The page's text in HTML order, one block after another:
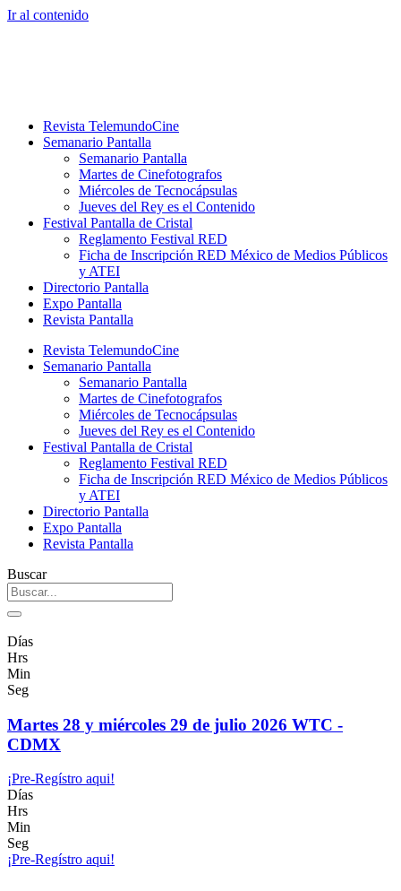
Ir al contenido
Revista TelemundoCine
Semanario Pantalla
Semanario Pantalla
Martes de Cinefotografos
Miércoles de Tecnocápsulas
Jueves del Rey es el Contenido
Festival Pantalla de Cristal
Reglamento Festival RED
Ficha de Inscripción RED México de Medios Públicos
y ATEI
Directorio Pantalla
Expo Pantalla
Revista Pantalla
Revista TelemundoCine
Semanario Pantalla
Semanario Pantalla
Martes de Cinefotografos
Miércoles de Tecnocápsulas
Jueves del Rey es el Contenido
Festival Pantalla de Cristal
Reglamento Festival RED
Ficha de Inscripción RED México de Medios Públicos
y ATEI
Directorio Pantalla
Expo Pantalla
Revista Pantalla
Buscar
Días
Hrs
Min
Seg
Martes 28 y miércoles 29 de julio 2026 WTC -
CDMX
¡Pre-Regístro aqui!
Días
Hrs
Min
Seg
¡Pre-Regístro aqui!